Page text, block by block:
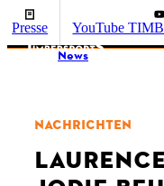
Presse YouTube
News
NACHRICHTEN